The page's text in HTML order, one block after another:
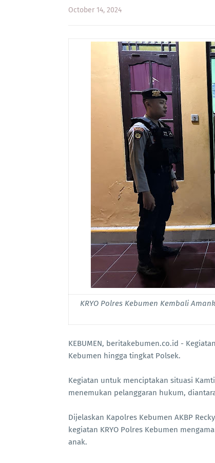
October 14, 2024
KRYO Polres Kebumen Kembali
KEBUMEN, beritakebumen.co.id -
Kebumen hingga tingkat Polsek.
Kegiatan untuk menciptakan situasi
menemukan pelanggaran hukum,
Dijelaskan Kapolres Kebumen AKBP
kegiatan KRYO Polres Kebumen
anak.